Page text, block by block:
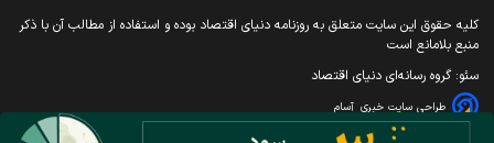
کليه حقوق اين سايت متعلق به روزنامه دنيای اقتصاد بوده و استفاده از مطالب آن با ذکر
منبع بلامانع است
سئو: گروه رسانه‌ای دنیای اقتصاد
طراحی سایت خبری آسام